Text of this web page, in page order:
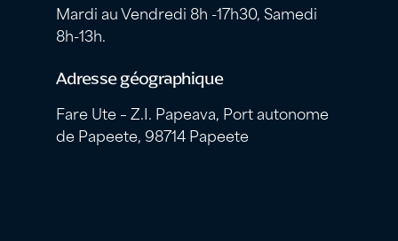
Mardi au Vendredi 8h -17h30, Samedi
8h-13h.
Adresse géographique
Fare Ute – Z.I. Papeava, Port autonome
de Papeete, 98714 Papeete